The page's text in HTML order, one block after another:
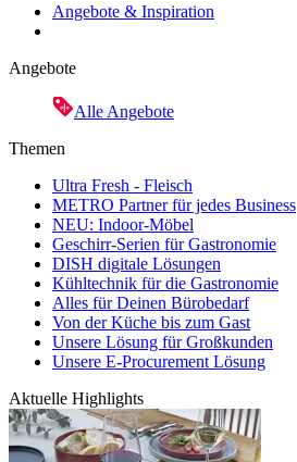
Angebote & Inspiration
Angebote
Alle Angebote
Themen
Ultra Fresh - Fleisch
METRO Partner für jedes Business
NEU: Indoor-Möbel
Geschirr-Serien für Gastronomie
DISH digitale Lösungen
Kühltechnik für die Gastronomie
Alles für Deinen Bürobedarf
Von der Küche bis zum Gast
Unsere Lösung für Großkunden
Unsere E-Procurement Lösung
Aktuelle Highlights